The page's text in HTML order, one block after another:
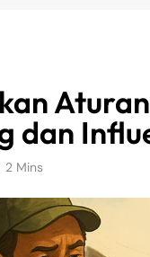
dan
2 Mins